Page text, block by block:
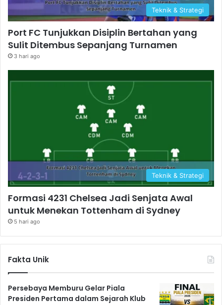
Teknik & Strategi
Port FC Tunjukkan Disiplin Bertahan yang
Sulit Ditembus Sepanjang Turnamen
3 hari ago
Teknik & Strategi
Formasi 4231 Chelsea Jadi Senjata Awal
untuk Menekan Tottenham di Sydney
5 hari ago
Fakta Unik
Persebaya Memburu Gelar Piala
Presiden Pertama dalam Sejarah Klub